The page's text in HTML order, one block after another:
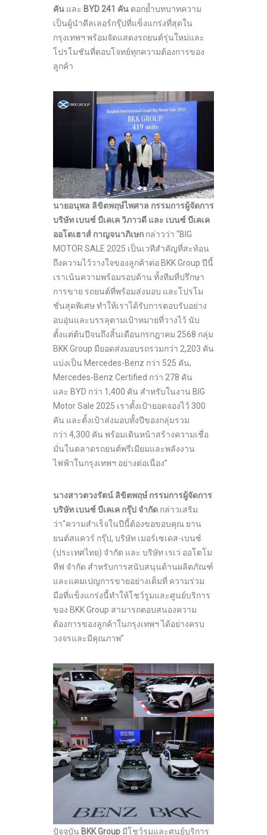
คัน และ BYD 241 คัน ตอกย้ำบทบาทความ
เป็นผู้นำดีลเลอร์กรุ๊ปที่แข็งแกร่งที่สุดใน
กรุงเทพฯ พร้อมจัดแสดงรถยนต์รุ่นใหม่และ
โปรโมชันที่ตอบโจทย์ทุกความต้องการของ
ลูกค้า
นายอนุพล ลิขิตพฤษ์ไพศาล กรรมการผู้จัดการ
บริษัท เบนซ์ บีเคเค วิภาวดี และ เบนซ์ บีเคเค
ออโตเฮาส์ กาญจนาภิเษก กล่าวว่า “BIG
MOTOR SALE 2025 เป็นเวทีสำคัญที่สะท้อน
ถึงความไว้วางใจของลูกค้าต่อ BKK Group ปีนี้
เราเน้นความพร้อมรอบด้าน ทั้งทีมที่ปรึกษา
การขาย รถยนต์ที่พร้อมส่งมอบ และโปรโม
ชั่นสุดพิเศษ ทำให้เราได้รับการตอบรับอย่าง
อบอุ่นและบรรลุตามเป้าหมายที่วางไว้ นับ
ตั้งแต่ต้นปีจนถึงสิ้นเดือนกรกฎาคม 2568 กลุ่ม
BKK Group มียอดส่งมอบรถรวมกว่า 2,203 คัน
แบ่งเป็น Mercedes-Benz กว่า 525 คัน,
Mercedes-Benz Certified กว่า 278 คัน
และ BYD กว่า 1,400 คัน สำหรับในงาน BIG
Motor Sale 2025 เราตั้งเป้ายอดจองไว้ 300
คัน และตั้งเป้าส่งมอบทั้งปีของกลุ่มรวม
กว่า 4,300 คัน พร้อมเดินหน้าสร้างความเชื่อ
มั่นในตลาดรถยนต์พรีเมียมและพลังงาน
ไฟฟ้าในกรุงเทพฯ อย่างต่อเนื่อง”
นางสาวตวงรัตน์ ลิขิตพฤษ์ กรรมการผู้จัดการ
บริษัท เบนซ์ บีเคเค กรุ๊ป จำกัด กล่าวเสริม
ว่า“ความสำเร็จในปีนี้ต้องขอขอบคุณ ยาน
ยนต์สแควร์ กรุ๊ป, บริษัท เมอร์เซเดส-เบนซ์
(ประเทศไทย) จำกัด และ บริษัท เรเว่ ออโตโม
ทีฟ จำกัด สำหรับการสนับสนุนด้านผลิตภัณฑ์
และแคมเปญการขายอย่างเต็มที่ ความร่วม
มือที่แข็งแกร่งนี้ทำให้โชว์รูมและศูนย์บริการ
ของ BKK Group สามารถตอบสนองความ
ต้องการของลูกค้าในกรุงเทพฯ ได้อย่างครบ
วงจรและมีคุณภาพ”
ปัจจุบัน BKK Group มีโชว์รูมและศูนย์บริการ